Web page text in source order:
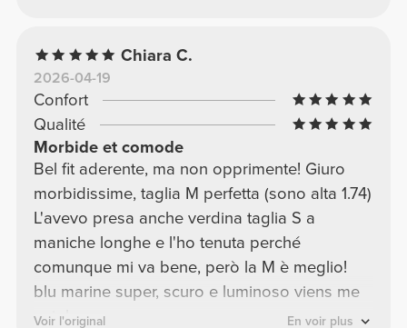
Chiara C.
2026-04-19
Confort
Qualité
Morbide et comode
Bel fit aderente, ma non opprimente! Giuro
morbidissime, taglia M perfetta (sono alta 1.74)
L'avevo presa anche verdina taglia S a
maniche longhe e l'ho tenuta perché
comunque mi va bene, però la M è meglio!
blu marine super, scuro e luminoso viens me
voir !
Voir l'original En voir plus